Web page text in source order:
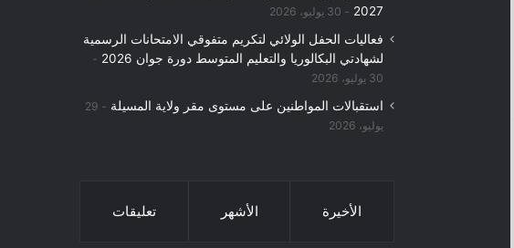
2027
30 يوليو، 2026
فعاليات الحفل الولائي لتكريم متفوقي الامتحانات الرسمية
لشهادتي البكالوريا والتعليم المتوسط دورة جوان 2026
30 يوليو، 2026
استقبالات المواطنين على مستوى مقر ولاية المسيلة
29
يوليو، 2026
الأخيرة الأشهر تعليقات